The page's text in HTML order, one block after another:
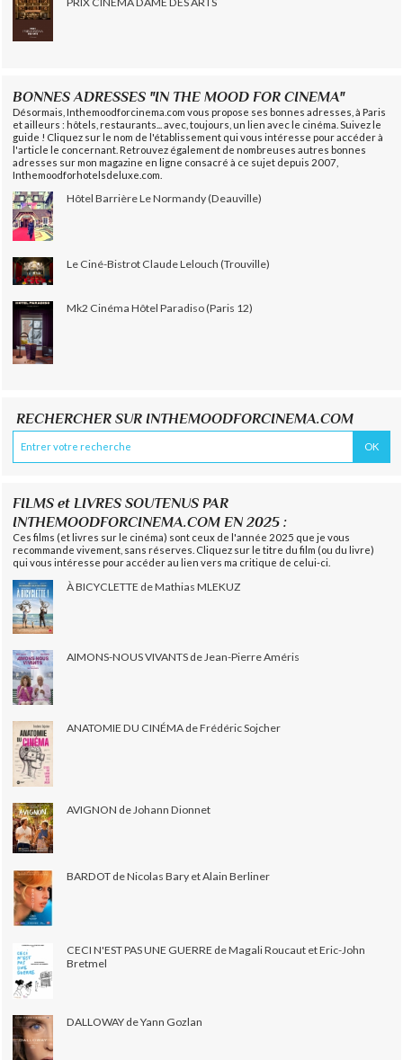
BONNES ADRESSES "IN THE MOOD FOR CINEMA"
Désormais, Inthemoodforcinema.com vous propose ses bonnes adresses, à Paris
et ailleurs : hôtels, restaurants... avec, toujours, un lien avec le cinéma. Suivez le
guide ! Cliquez sur le nom de l'établissement qui vous intéresse pour accéder à
l'article le concernant. Retrouvez également de nombreuses autres bonnes
adresses sur mon magazine en ligne consacré à ce sujet depuis 2007,
Inthemoodforhotelsdeluxe.com.
Hôtel Barrière Le Normandy (Deauville)
Le Ciné-Bistrot Claude Lelouch (Trouville)
Mk2 Cinéma Hôtel Paradiso (Paris 12)
RECHERCHER SUR INTHEMOODFORCINEMA.COM
FILMS et LIVRES SOUTENUS PAR
INTHEMOODFORCINEMA.COM EN 2025 :
Ces films (et livres sur le cinéma) sont ceux de l'année 2025 que je vous
recommande vivement, sans réserves. Cliquez sur le titre du film (ou du livre)
qui vous intéresse pour accéder au lien vers ma critique de celui-ci.
À BICYCLETTE de Mathias MLEKUZ
AIMONS-NOUS VIVANTS de Jean-Pierre Améris
ANATOMIE DU CINÉMA de Frédéric Sojcher
AVIGNON de Johann Dionnet
BARDOT de Nicolas Bary et Alain Berliner
CECI N'EST PAS UNE GUERRE de Magali Roucaut et Eric-John
Bretmel
DALLOWAY de Yann Gozlan